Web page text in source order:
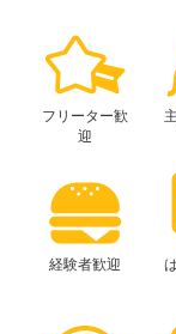
フリーター歓
迎
経験者歓迎